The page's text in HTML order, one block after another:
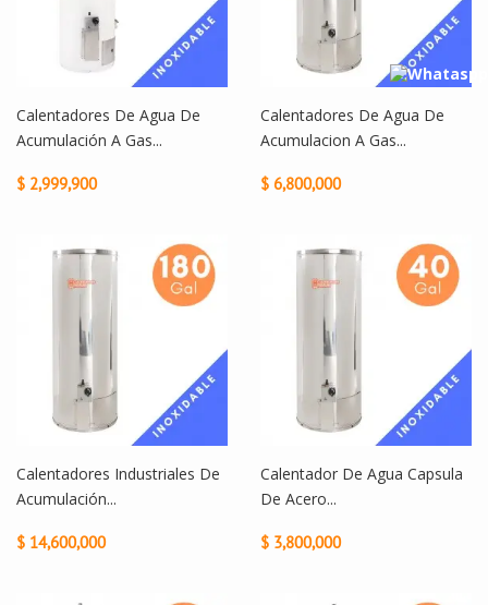
Calentadores De Agua De
Acumulación A Gas...
$ 2,999,900
Calentadores De Agua De
Acumulacion A Gas...
$ 6,800,000
Calentadores Industriales De
Acumulación...
$ 14,600,000
Calentador De Agua Capsula
De Acero...
$ 3,800,000